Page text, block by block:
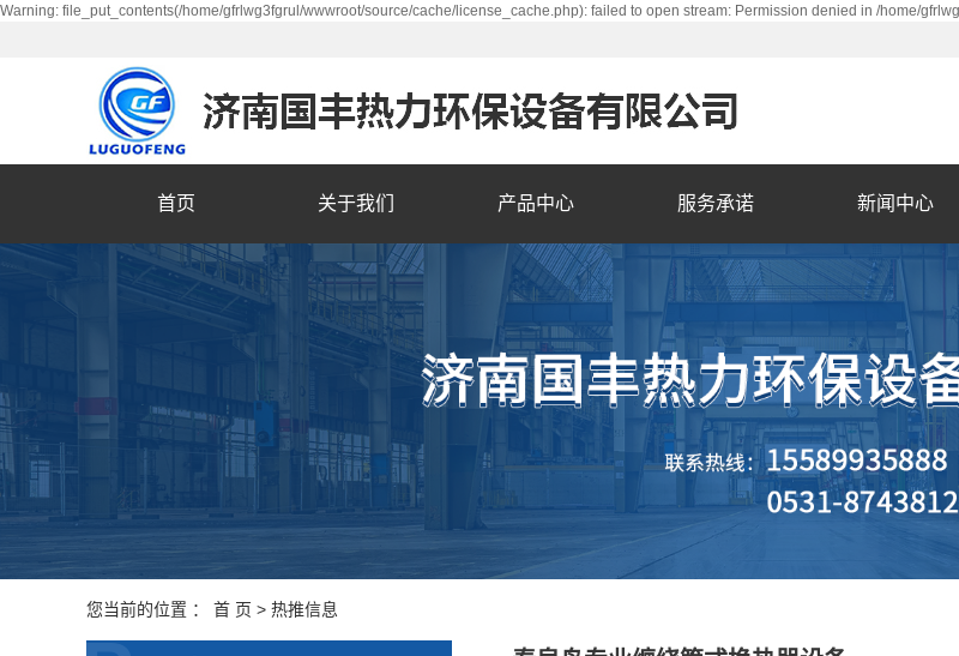
Warning: file_put_contents(/home/gfrlwg3fgrul/wwwroot/source/cache/license_cache.php): failed to open stream: Permission denied in /home/
首页 关于我们 产品中心 服务承诺 新闻中心
您当前的位置 ： 首 页 > 热推信息